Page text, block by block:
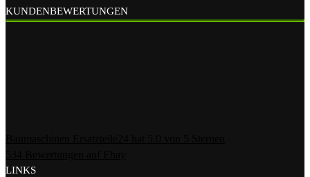
KUNDENBEWERTUNGEN
LINKS